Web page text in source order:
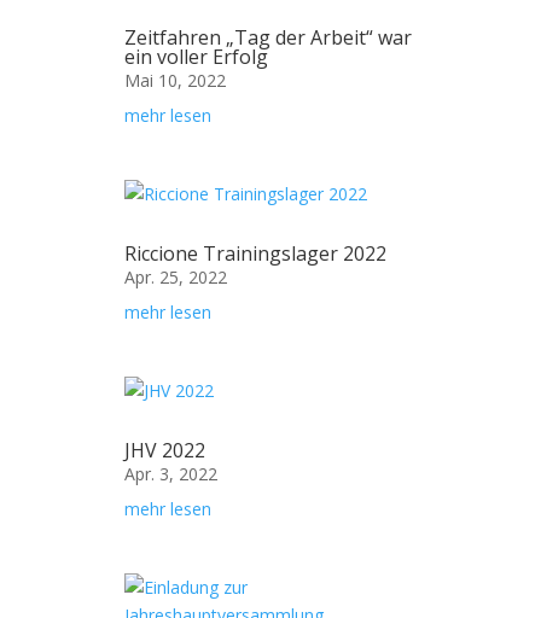
Zeitfahren „Tag der Arbeit“ war
ein voller Erfolg
Mai 10, 2022
mehr lesen
Riccione Trainingslager 2022
Apr. 25, 2022
mehr lesen
JHV 2022
Apr. 3, 2022
mehr lesen